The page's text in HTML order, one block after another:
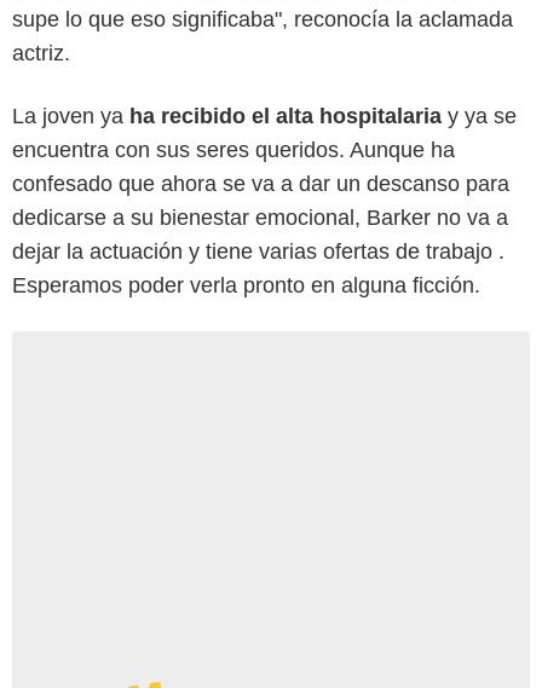
supe lo que eso significaba", reconocía la aclamada
actriz.
La joven ya ha recibido el alta hospitalaria y ya se
encuentra con sus seres queridos. Aunque ha
confesado que ahora se va a dar un descanso para
dedicarse a su bienestar emocional, Barker no va a
dejar la actuación y tiene varias ofertas de trabajo .
Esperamos poder verla pronto en alguna ficción.